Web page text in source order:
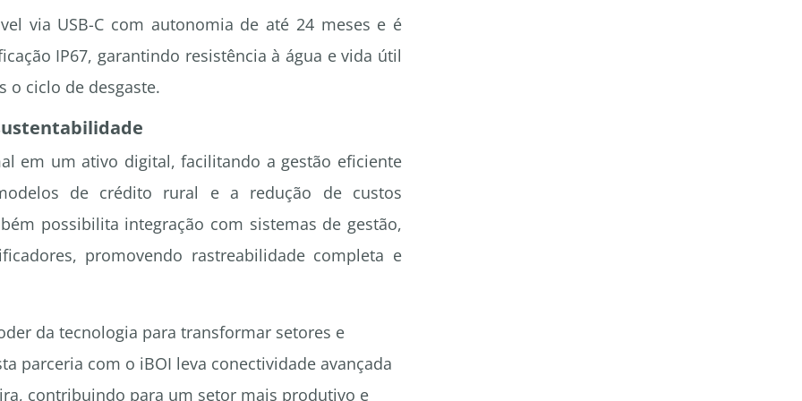
via USB-C com autonomia de até 24 meses e é
IP67, garantindo resistência à água e vida útil
o ciclo de desgaste.
em um ativo digital, facilitando a gestão eficiente
de crédito rural e a redução de custos
possibilita integração com sistemas de gestão,
promovendo rastreabilidade completa e
da tecnologia para transformar setores e
parceria com o iBOI leva conectividade avançada
contribuindo para um setor mais produtivo e